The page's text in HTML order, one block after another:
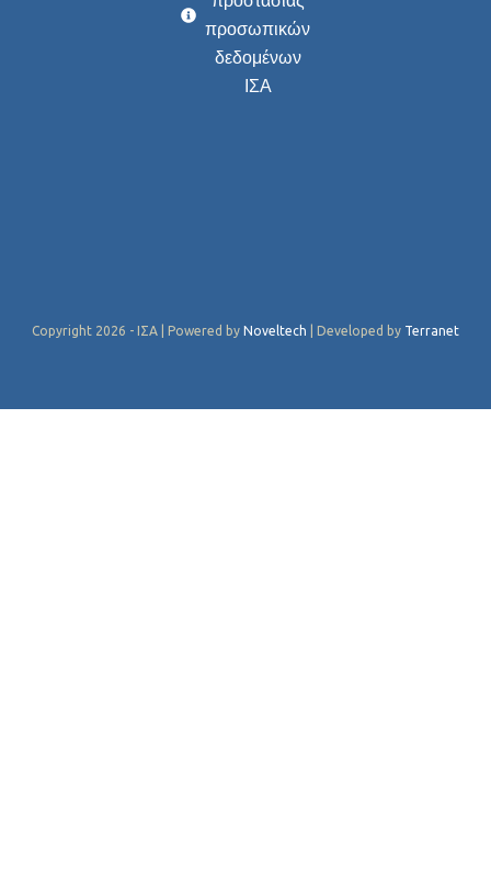
προσωπικών
δεδομένων
ΙΣΑ
Copyright 2026 - ΙΣΑ | Powered by Noveltech | Developed by Terranet